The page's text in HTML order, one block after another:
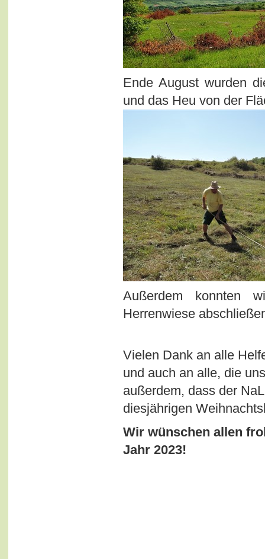
Ende August wurden
und das Heu von der
Außerdem konnten
Herrenwiese
Vielen Dank an alle
und auch an alle, die
außerdem, dass der
diesjährigen
Wir wünschen allen
Jahr 2023!